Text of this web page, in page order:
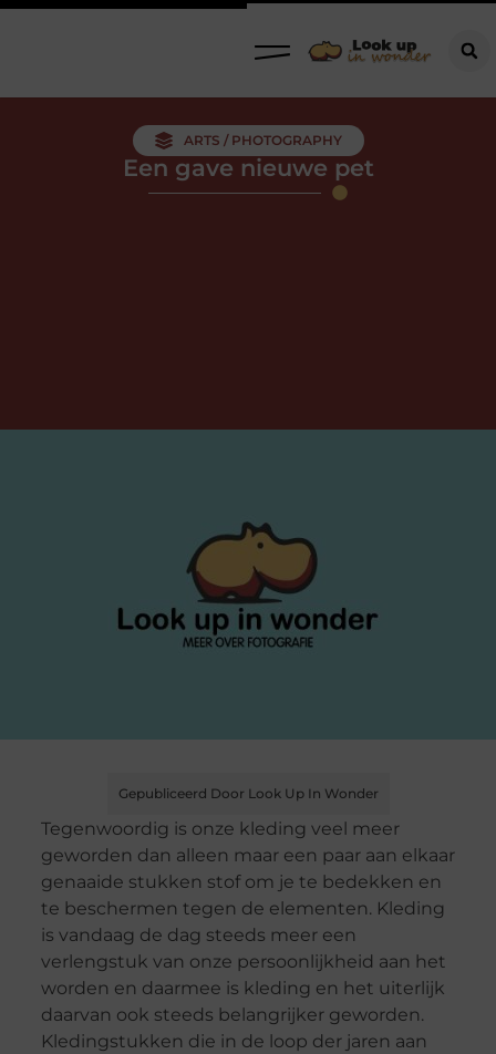
ARTS / PHOTOGRAPHY
Een gave nieuwe pet
Gepubliceerd Door Look Up In Wonder
Tegenwoordig is onze kleding veel meer
geworden dan alleen maar een paar aan elkaar
genaaide stukken stof om je te bedekken en
te beschermen tegen de elementen. Kleding
is vandaag de dag steeds meer een
verlengstuk van onze persoonlijkheid aan het
worden en daarmee is kleding en het uiterlijk
daarvan ook steeds belangrijker geworden.
Kledingstukken die in de loop der jaren aan